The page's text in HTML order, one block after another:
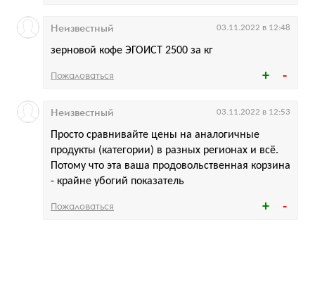
зерновой кофе ЭГОИСТ 2500 за кг
Неизвестный 03.11.2022 в 12:48
Пожаловаться
Просто сравнивайте цены на аналогичные
продукты (категории) в разных регионах и всё.
Потому что эта ваша продовольственная корзина
- крайне убогий показатель
Неизвестный 03.11.2022 в 12:53
Пожаловаться